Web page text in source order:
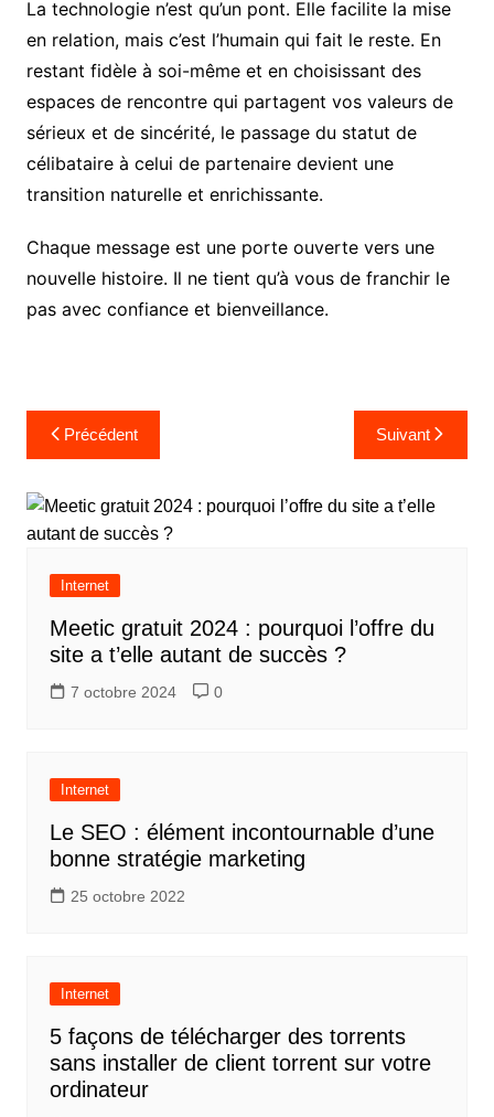
La technologie n’est qu’un pont. Elle facilite la mise
en relation, mais c’est l’humain qui fait le reste. En
restant fidèle à soi-même et en choisissant des
espaces de rencontre qui partagent vos valeurs de
sérieux et de sincérité, le passage du statut de
célibataire à celui de partenaire devient une
transition naturelle et enrichissante.
Chaque message est une porte ouverte vers une
nouvelle histoire. Il ne tient qu’à vous de franchir le
pas avec confiance et bienveillance.
Navigation
de
l’article
Précédent Suivant
Internet
Meetic gratuit 2024 : pourquoi l’offre du
site a t’elle autant de succès ?
7 octobre 2024 0
Internet
Le SEO : élément incontournable d’une
bonne stratégie marketing
25 octobre 2022
Internet
5 façons de télécharger des torrents
sans installer de client torrent sur votre
ordinateur